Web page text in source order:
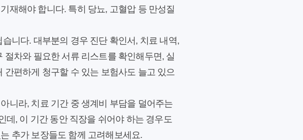
재해야 합니다. 특히 당뇨, 고혈압 등 만성질
니다. 대부분의 경우 진단 확인서, 치료 내역,
차와 필요한 서류 리스트를 확인해두면, 실
편하게 청구할 수 있는 보험사도 늘고 있으
니라, 치료 기간 중 생계비 부담을 덜어주는
데, 이 기간 동안 직장을 쉬어야 하는 경우도
추가 보장들도 함께 고려해보세요.